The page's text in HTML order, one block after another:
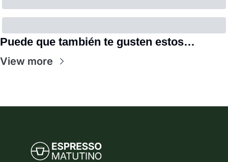
Puede que también te gusten estos…
View more